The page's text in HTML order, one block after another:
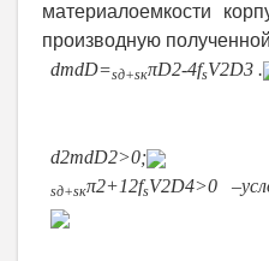
материалоемкости
производную
dmdD=sд+sкπD2-4fsV2D3 .
d2mdD2>0;
sд+sкπ2+12fsV2D4>0